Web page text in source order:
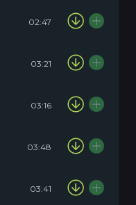
02:47
03:21
03:16
03:48
03:41